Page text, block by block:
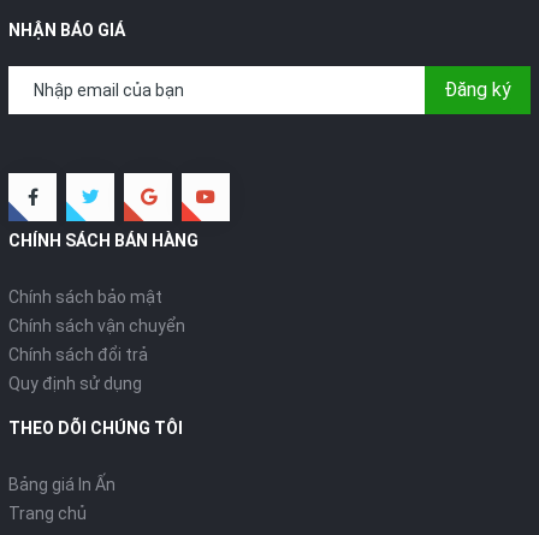
NHẬN BÁO GIÁ
Đăng ký
CHÍNH SÁCH BÁN HÀNG
Chính sách bảo mật
Chính sách vận chuyển
Chính sách đổi trả
Quy định sử dụng
THEO DÕI CHÚNG TÔI
Bảng giá In Ấn
Trang chủ